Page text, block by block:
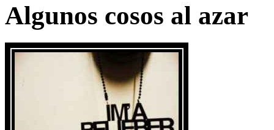
Algunos cosos al azar